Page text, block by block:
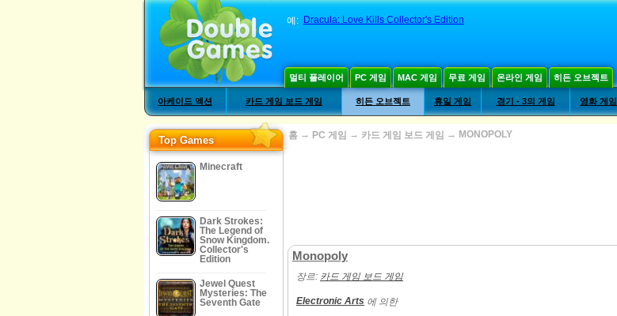
예: Dracula: Love Kills Collector's Edition
멀티 플레이어 PC 게임 MAC 게임 무료 게임 온라인 게임 히든 오브젝트
아케이드 액션 카드 게임 보드 게임 히든 오브젝트 휴일 게임 경기 - 3의 게임 영화 게임
Top Games
Minecraft
Dark Strokes:
The Legend of
Snow Kingdom.
Collector's
Edition
Jewel Quest
Mysteries: The
Seventh Gate
홈 → PC 게임 → 카드 게임 보드 게임 → MONOPOLY
Monopoly
장르: 카드 게임 보드 게임
Electronic Arts 에 의한